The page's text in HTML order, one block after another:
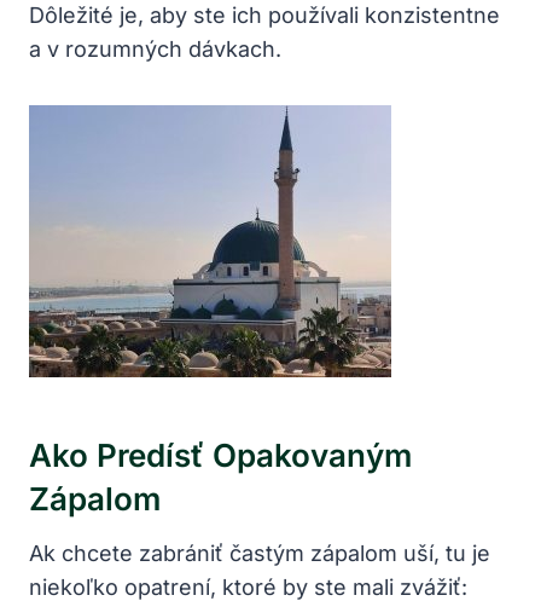
Dôležité je, aby ste ich používali konzistentne
a v rozumných ​dávkach.
Ako Predísť Opakovaným
Zápalom
Ak chcete zabrániť častým zápalom⁤ uší, tu je
⁣niekoľko opatrení, ktoré ‌by ste​ mali zvážiť: